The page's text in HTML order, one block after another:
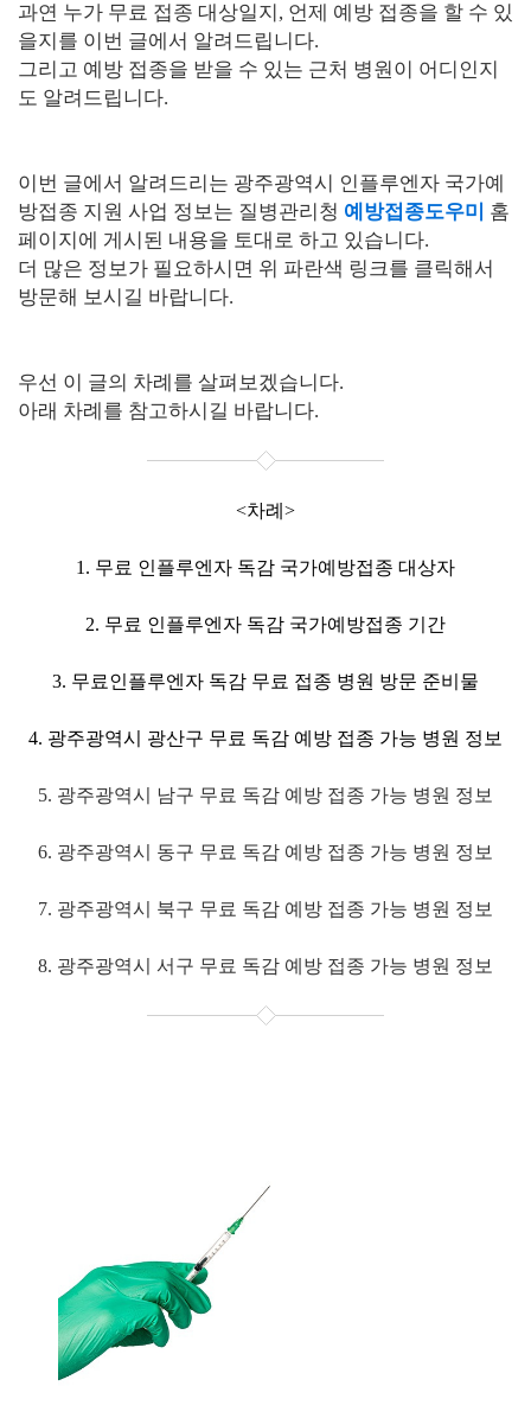
과연 누가 무료 접종 대상일지, 언제 예방 접종을 할 수 있
을지를 이번 글에서 알려드립니다.
그리고 예방 접종을 받을 수 있는 근처 병원이 어디인지
도 알려드립니다.
이번 글에서 알려드리는 광주광역시 인플루엔자 국가예
방접종 지원 사업 정보는 질병관리청 예방접종도우미
홈
페이지에 게시된 내용을 토대로 하고 있습니다.
더 많은 정보가 필요하시면 위 파란색 링크를 클릭해서
방문해 보시길 바랍니다.
우선 이 글의 차례를 살펴보겠습니다.
아래 차례를 참고하시길 바랍니다.
<차례>
1. 무료 인플루엔자 독감 국가예방접종 대상자
2. 무료 인플루엔자 독감 국가예방접종 기간
3. 무료인플루엔자 독감 무료 접종 병원 방문 준비물
4. 광주광역시 광산구 무료 독감 예방 접종 가능 병원 정보
5. 광주광역시 남구 무료 독감 예방 접종 가능 병원 정보
6. 광주광역시 동구 무료 독감 예방 접종 가능 병원 정보
7. 광주광역시 북구 무료 독감 예방 접종 가능 병원 정보
8. 광주광역시 서구 무료 독감 예방 접종 가능 병원 정보